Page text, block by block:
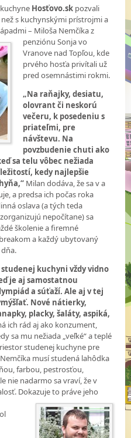
Hosťovo.sk pozvali
s kuchynskými prístrojmi a
– Miloša Nemčíka z
penziónu Sonja vo
Vranove nad Topľou, kde
prvého hosťa privítali už
pred osemnástimi rokmi.
„Na raňajky, desiatu,
olovrant či neskorú
večeru, k posedeniu s
priateľmi, pre
návštevu. Na
povzbudenie chuti ako
sa telu vôbec nežiada
kedy najlepšie
Milan dodáva, že sa v a
a predsa ich počas roka
oslava (a tých teda
nepočítane) sa
školenie a firemné
a každý ubytovaný
kuchyni vždy vidno
je aj samostatnou
a súťaží. Ale aj v tej
Nové nátierky,
placky, šaláty, aspiká,
ich rád aj ako konzument,
sa mu nežiada „veľké“ a teplé
studenej kuchyne pre
musí studená lahôdka
farbou, pestrosťou,
nie nadarmo sa vraví, že v
Dokazuje to práve jeho